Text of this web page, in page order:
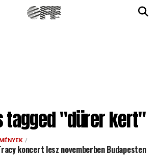
tagged "dürer kert"
koncert lesz novemberben Budapesten